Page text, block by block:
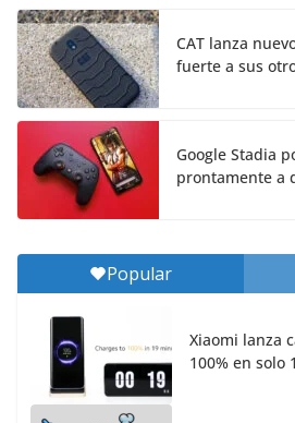
CAT lanza
fuerte a sus
Google Stadia
prontamente a
Popular
Xiaomi lanza
100% en solo